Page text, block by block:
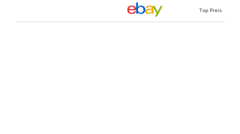
Top Preis